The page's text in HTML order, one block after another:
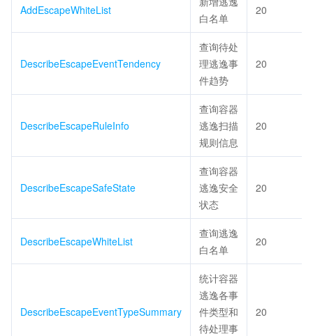
AddEscapeWhiteList
白名单
20
DescribeEscapeEventTendency
查询待处
理逃逸事
件趋势
20
DescribeEscapeRuleInfo
查询容器
逃逸扫描
规则信息
20
DescribeEscapeSafeState
查询容器
逃逸安全
状态
20
DescribeEscapeWhiteList
查询逃逸
白名单
20
DescribeEscapeEventTypeSummary
统计容器
逃逸各事
件类型和
待处理事
20